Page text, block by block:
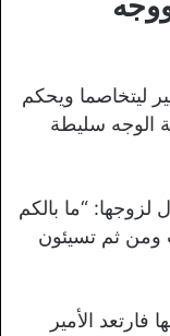
ليتخاصما ويحكم
الوجه سليطة
لزوجها: “ما بالكم
ومن ثم تسيئون
الأمير